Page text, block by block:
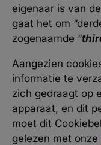
eigenaar is van
gaat het om
zogenaamde “
Aangezien
informatie te
zich gedraagt op
apparaat, en dit
moet dit
gelezen met onze